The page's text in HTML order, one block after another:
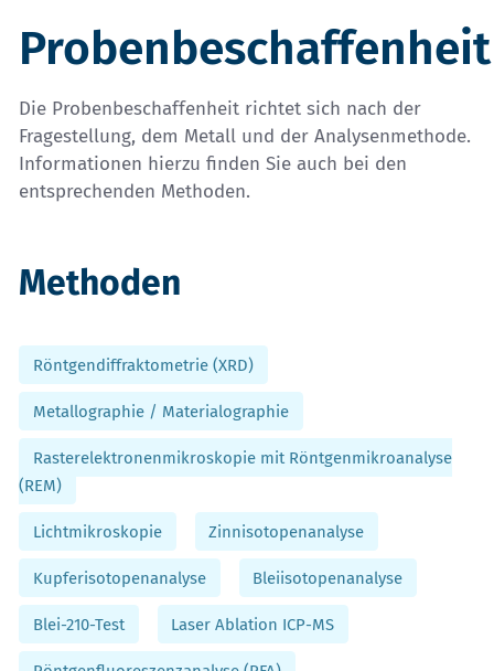
Probenbeschaffenheit
Die Probenbeschaffenheit richtet sich nach der
Fragestellung, dem Metall und der Analysenmethode.
Informationen hierzu finden Sie auch bei den
entsprechenden Methoden.
Methoden
Röntgendiffraktometrie (XRD)
Metallographie / Materialographie
Rasterelektronenmikroskopie mit Röntgenmikroanalyse
(REM)
Lichtmikroskopie Zinnisotopenanalyse
Kupferisotopenanalyse Bleiisotopenanalyse
Blei-210-Test Laser Ablation ICP-MS